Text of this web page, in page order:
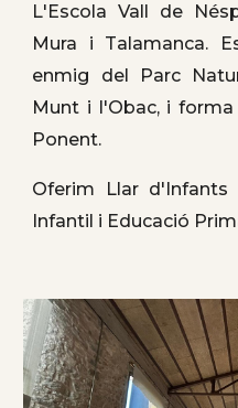
L'Escola Vall de
Mura i Talamanca.
enmig del Parc
Munt i l'Obac, i
Ponent.
Oferim Llar
Infantil i Educació